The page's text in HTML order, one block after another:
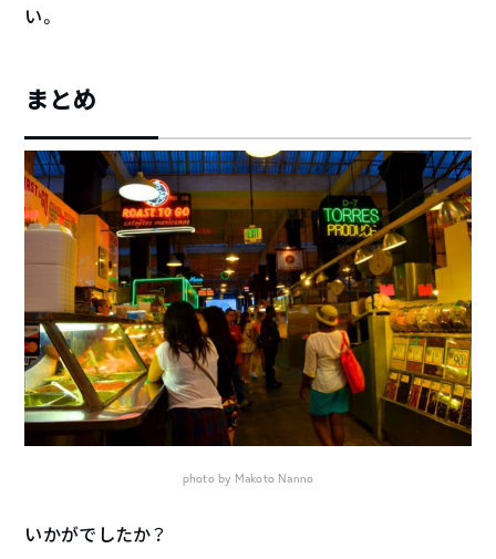
い。
まとめ
photo by Makoto Nanno
いかがでしたか？